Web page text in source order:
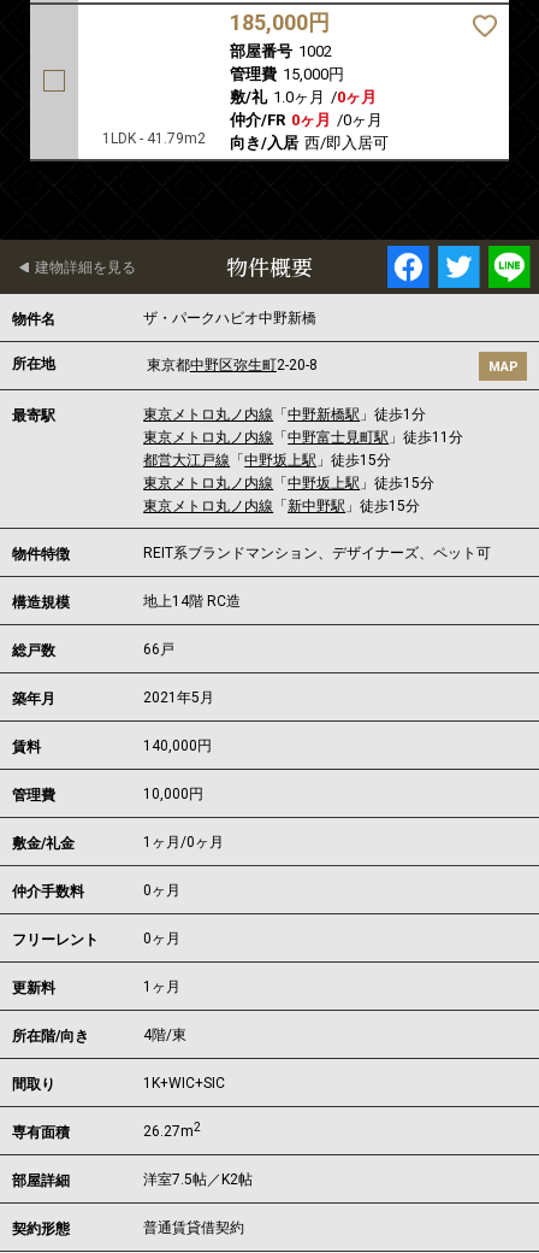
1LDK - 41.79m2
185,000円
部屋番号 1002
管理費 15,000円
敷/礼 1.0ヶ月 /0ヶ月
仲介/FR 0ヶ月 /0ヶ月
向き/入居 西/即入居可
物件概要
建物詳細を見る
物件名 ザ・パークハビオ中野新橋
所在地 東京都中野区弥生町2-20-8 MAP
最寄駅 東京メトロ丸ノ内線 「中野新橋駅 」徒歩1分
東京メトロ丸ノ内線 「中野富士見町駅 」徒歩11分
都営大江戸線 「中野坂上駅 」徒歩15分
東京メトロ丸ノ内線 「中野坂上駅 」徒歩15分
東京メトロ丸ノ内線 「新中野駅 」徒歩15分
物件特徴 REIT系ブランドマンション、デザイナーズ、ペット可
構造規模 地上14階 RC造
総戸数 66戸
築年月 2021年5月
賃料 140,000 円
管理費 10,000円
敷金/礼金 1ヶ月/0ヶ月
仲介手数料 0ヶ月
フリーレント 0ヶ月
更新料 1ヶ月
所在階/向き 4階/東
間取り 1K+WIC+SIC
専有面積 26.27m2
部屋詳細 洋室7.5帖／K2帖
契約形態 普通賃貸借契約